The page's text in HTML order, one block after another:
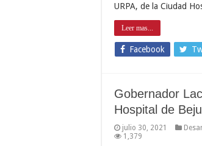
URPA, de la Ciudad
Leer mas...
Facebook
Gobernador
Hospital de
julio 30, 2021
1,379